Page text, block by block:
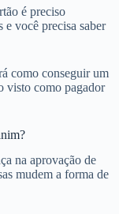
é preciso
e você precisa saber
como conseguir um
visto como pagador
na aprovação de
mudem a forma de